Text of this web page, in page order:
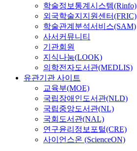
학술정보통계시스템(Rinfo)
외국학술지지원센터(FRIC)
학술관계분석서비스(SAM)
사서커뮤니티
기관회원
지식나눔(LOOK)
의학전자도서관(MEDLIS)
유관기관 사이트
교육부(MOE)
국립장애인도서관(NLD)
국립중앙도서관(NL)
국회도서관(NAL)
연구윤리정보포털(CRE)
사이언스온 (ScienceON)